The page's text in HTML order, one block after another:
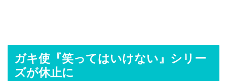
ガキ使『笑ってはいけない』シリー
ズが休止に